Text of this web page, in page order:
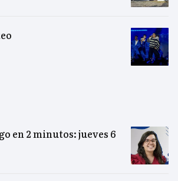
en 2 minutos: jueves 6